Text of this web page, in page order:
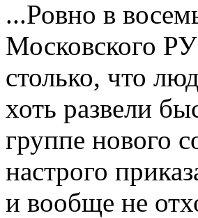
...Ровно в
Московского
столько, что
хоть развели
группе нового
настрого
и вообще не